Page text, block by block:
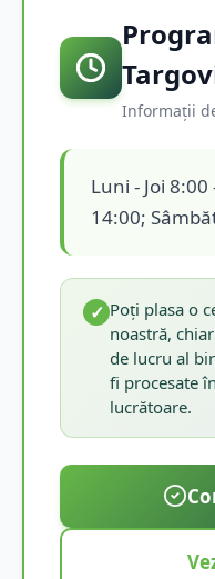
Informații
Luni - Joi
14:00;
✓ Poți plasa o
noastră,
de lucru al
fi procesate
lucrătoare.